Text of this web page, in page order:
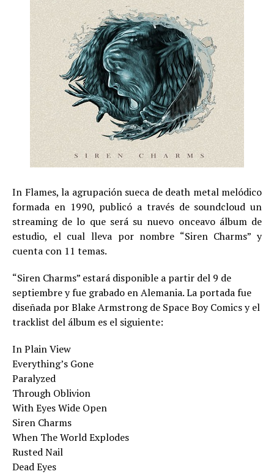
In Flames, la agrupación sueca de death metal melódico
formada en 1990, publicó a través de soundcloud un
streaming de lo que será su nuevo onceavo álbum de
estudio, el cual lleva por nombre “Siren Charms” y
cuenta con 11 temas.
“Siren Charms” estará disponible a partir del 9 de
septiembre y fue grabado en Alemania. La portada fue
diseñada por Blake Armstrong de Space Boy Comics y el
tracklist del álbum es el siguiente:
In Plain View
Everything’s Gone
Paralyzed
Through Oblivion
With Eyes Wide Open
Siren Charms
When The World Explodes
Rusted Nail
Dead Eyes